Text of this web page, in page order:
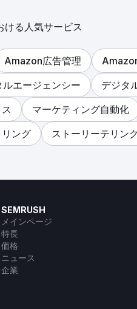
ける人気サービス
Amazon広告管理
ルエージェンシー
デジタ
マーケティング自動化
ング
ストーリーテリン
SEMRUSH
メインページ
特長
価格
ニュース
企業